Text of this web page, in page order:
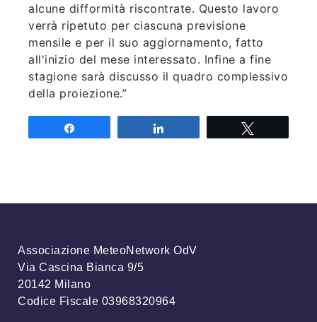
alcune difformità riscontrate. Questo lavoro
verrà ripetuto per ciascuna previsione
mensile e per il suo aggiornamento, fatto
all'inizio del mese interessato. Infine a fine
stagione sarà discusso il quadro complessivo
della proiezione.”
Associazione MeteoNetwork OdV
Via Cascina Bianca 9/5
20142 Milano
Codice Fiscale 03968320964